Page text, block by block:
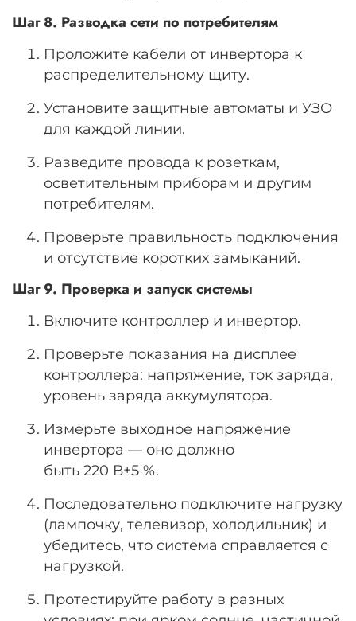
Шаг 8. Разводка сети по потребителям
Проложите кабели от инвертора к
распределительному щиту.
Установите защитные автоматы и УЗО
для каждой линии.
Разведите провода к розеткам,
осветительным приборам и другим
потребителям.
Проверьте правильность подключения
и отсутствие коротких замыканий.
Шаг 9. Проверка и запуск системы
Включите контроллер и инвертор.
Проверьте показания на дисплее
контроллера: напряжение, ток заряда,
уровень заряда аккумулятора.
Измерьте выходное напряжение
инвертора — оно должно
быть 220 В±5 %.
Последовательно подключите нагрузку
(лампочку, телевизор, холодильник) и
убедитесь, что система справляется с
нагрузкой.
Протестируйте работу в разных